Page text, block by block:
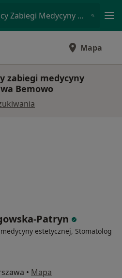
Lekarz Wykonujący Zabiegi Medycyny Estetycznej • Bemowo, Warszawa, mazowieckie
Mapa
zabiegi medycyny
Bemowo
Patryn
estetycznej, Stomatolog
• Mapa